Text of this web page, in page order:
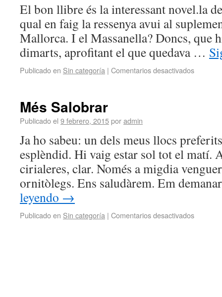
El bon llibre és la interessant novel.la
qual en faig la ressenya avui al
Mallorca. I el Massanella? Doncs, que
dimarts, aprofitant el que quedava …
Publicado en Sin categoría | Comentarios desactivados
Més Salobrar
Publicado el 9 febrero, 2015poradmin
Ja ho sabeu: un dels meus llocs
esplèndid. Hi vaig estar sol tot el matí.
cirialeres, clar. Només a migdia
ornitòlegs. Ens saludàrem. Em
leyendo →
Publicado en Sin categoría | Comentarios desactivados